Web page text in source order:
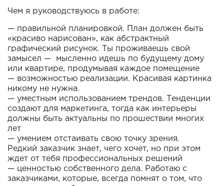
Чем я руководствуюсь в работе:
— правильной планировкой. План должен быть
«красиво нарисован», как абстрактный
графический рисунок. Ты проживаешь свой
замысел — мысленно идешь по будущему дому
или квартире, продумывая каждое помещение
— возможностью реализации. Красивая картинка
никому не нужна.
— уместным использованием трендов. Тенденции
создают для маркетинга, тогда как интерьеры
должны быть актуальны по прошествии многих
лет
— умением отстаивать свою точку зрения.
Редкий заказчик знает, чего хочет, но при этом
ждет от тебя профессиональных решений
— ценностью собственного дела. Работаю с
заказчиками, которые, всегда помнят о том, что